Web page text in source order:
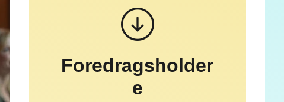
Foredragsholder
e